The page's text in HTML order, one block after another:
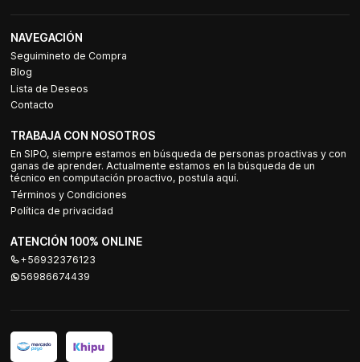
NAVEGACIÓN
Seguimineto de Compra
Blog
Lista de Deseos
Contacto
TRABAJA CON NOSOTROS
En SIPO, siempre estamos en búsqueda de personas proactivas y con
ganas de aprender. Actualmente estamos en la búsqueda de un
técnico en computación proactivo, postula aquí.
Términos y Condiciones
Política de privacidad
ATENCIÓN 100% ONLINE
+56932376123
56986674439